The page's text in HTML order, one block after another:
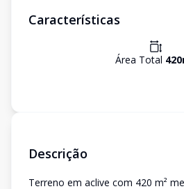
Características
Área Total 420
Descrição
Terreno em aclive com 420 m²